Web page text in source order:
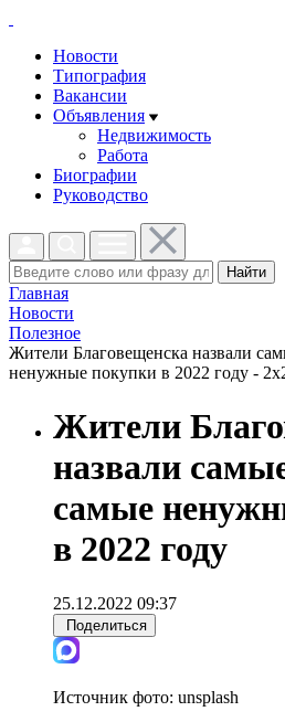
Новости
Типография
Вакансии
Объявления
Недвижимость
Работа
Биографии
Руководство
Найти
Главная
Новости
Полезное
Жители Благовещенска назвали
ненужные покупки в 2022 году -
Жители
назвали
самые
в 2022 году
25.12.2022 09:37
Поделиться
Источник фото: unsplash